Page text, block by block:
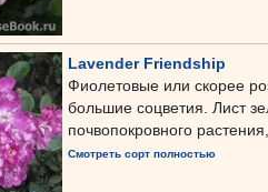
Lavender Friendship
Фиолетовые или скорее
большие соцветия. Лист
почвопокровного
Смотреть сорт полностью